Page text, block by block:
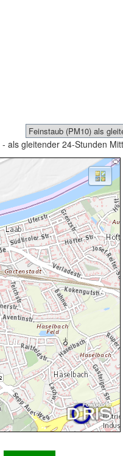
- als gleitender 24-Stunden